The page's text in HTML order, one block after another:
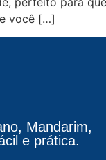
você […]
Mandarim,
e prática.